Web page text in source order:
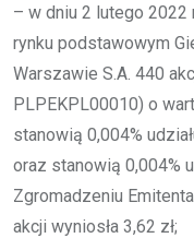
– w dniu 2 lutego 2022
rynku podstawowym
Warszawie S.A. 440
PLPEKPL00010) o
stanowią 0,004%
oraz stanowią 0,004%
Zgromadzeniu
akcji wyniosła 3,62 zł;